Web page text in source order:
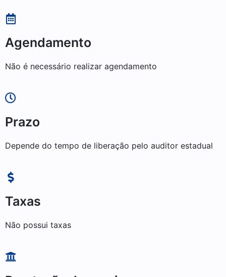
Agendamento
Não é necessário realizar agendamento
Prazo
Depende do tempo de liberação pelo auditor estadual
Taxas
Não possui taxas